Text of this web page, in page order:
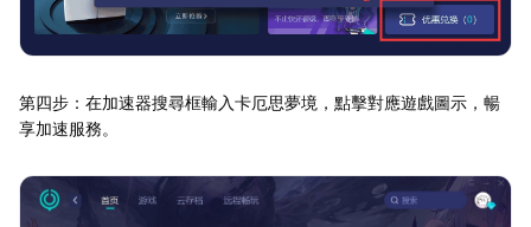
第四步：在加速器搜尋框輸入卡厄思夢境，點擊對應遊戲圖示，暢
享加速服務。